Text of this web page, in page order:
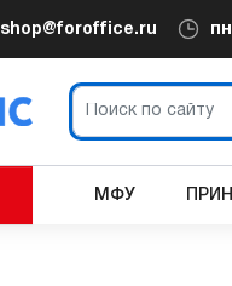
shop@foroffice.ru
МФУ